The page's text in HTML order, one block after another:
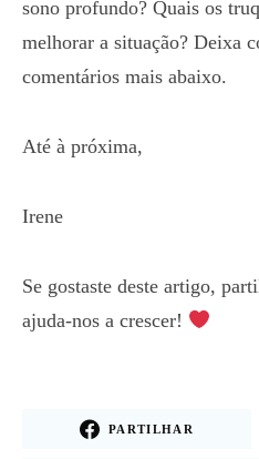
sono profundo? Quais os
melhorar a situação? Deixa
comentários mais abaixo.
Até à próxima,
Irene
Se gostaste deste artigo,
ajuda-nos a crescer!
PARTILHAR